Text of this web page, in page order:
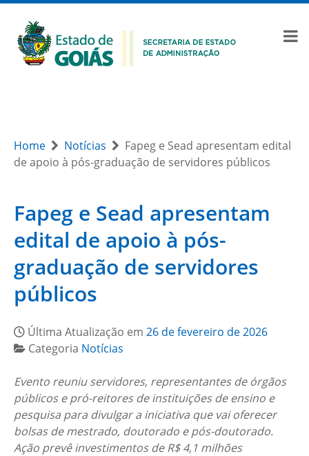
Home Notícias
Fapeg e Sead apresentam edital
de apoio à pós-graduação de servidores públicos
Fapeg e Sead apresentam
edital de apoio à pós-
graduação de servidores
públicos
Última Atualização em 26 de fevereiro de 2026
Categoria Notícias
Evento reuniu servidores, representantes de órgãos
públicos e pró-reitores de instituições de ensino e
pesquisa para divulgar a iniciativa que vai oferecer
bolsas de mestrado, doutorado e pós-doutorado.
Ação prevê investimentos de R$ 4,1 milhões